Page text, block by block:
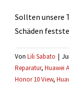
Sollten unsere
Schäden
Von Lili Sabato |
Reparatur, Huawei
Honor 10 View,